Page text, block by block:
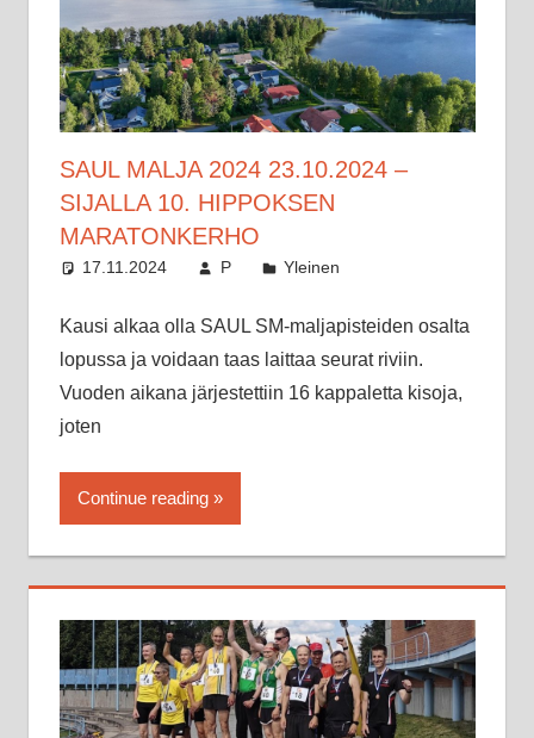
SAUL MALJA 2024 23.10.2024 –
SIJALLA 10. HIPPOKSEN
MARATONKERHO
17.11.2024 P Yleinen
Kausi alkaa olla SAUL SM-maljapisteiden osalta
lopussa ja voidaan taas laittaa seurat riviin.
Vuoden aikana järjestettiin 16 kappaletta kisoja,
joten
Continue reading